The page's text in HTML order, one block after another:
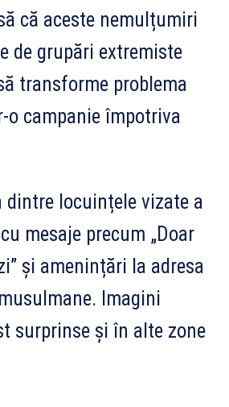
că aceste nemulțumiri
de grupări extremiste
transforme problema
campanie împotriva
dintre locuințele vizate a
mesaje precum „Doar
și amenințări la adresa
Imagini
surprinse și în alte zone